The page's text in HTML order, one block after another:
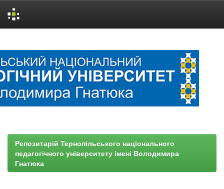
Репозитарій Тернопільського національного
педагогічного університету імені Володимира
Гнатюка